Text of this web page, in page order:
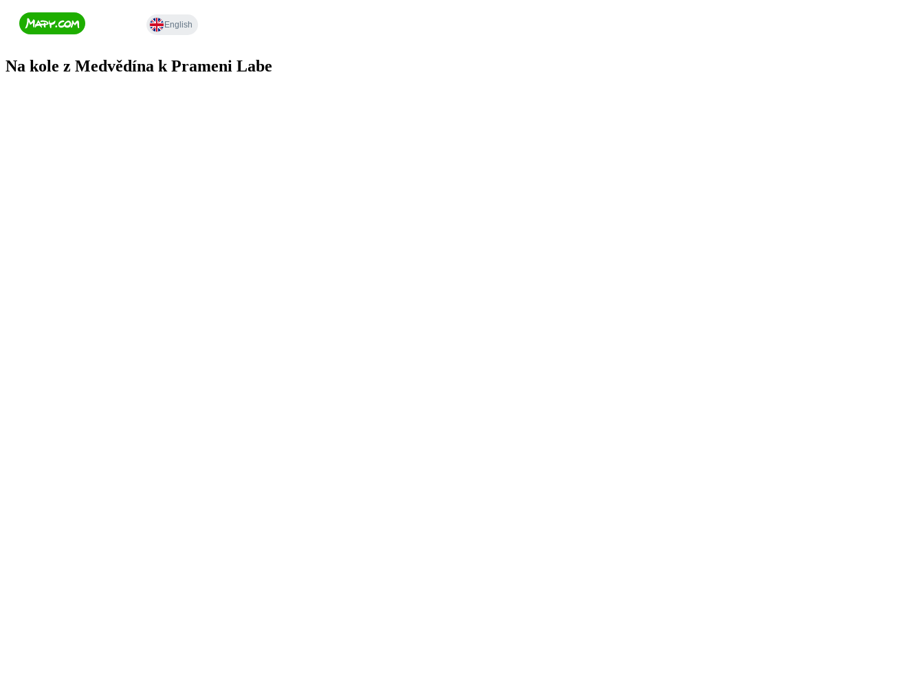
Na kole z Medvědína k Prameni Labe